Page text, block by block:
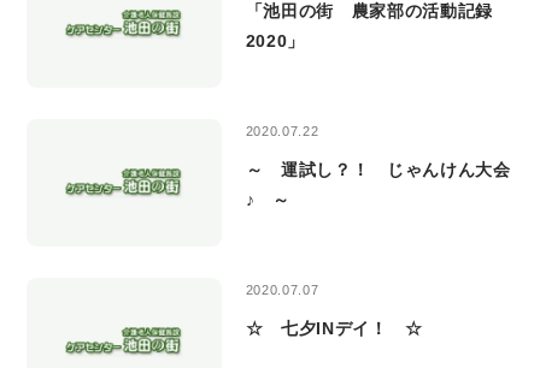
「池田の街 農家部の活動記録
2020」
～ 運試し？！ じゃんけん大会
♪ ～
2020.07.22
☆ 七夕INデイ！ ☆
2020.07.07